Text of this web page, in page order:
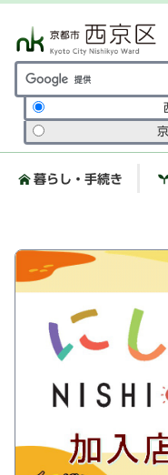
サイト内検索の範囲
暮らし・手続き
ここから本文です
ビジュア
ら